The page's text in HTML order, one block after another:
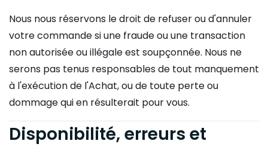
Nous nous réservons le droit de refuser ou d'annuler
votre commande si une fraude ou une transaction
non autorisée ou illégale est soupçonnée. Nous ne
serons pas tenus responsables de tout manquement
à l'exécution de l'Achat, ou de toute perte ou
dommage qui en résulterait pour vous.
Disponibilité, erreurs et